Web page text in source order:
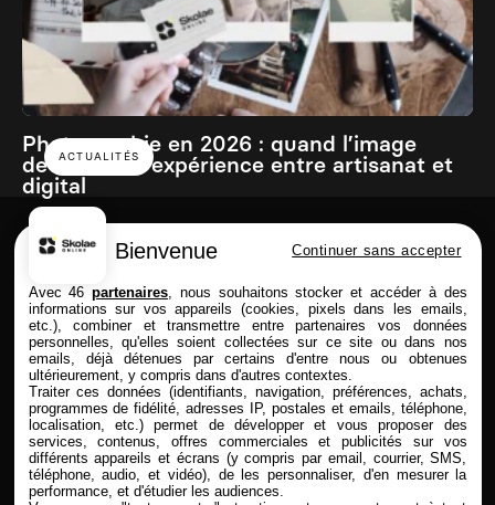
ACTUALITÉS
Photographie en 2026 : quand l’image
devient une expérience entre artisanat et
digital
FORMATIONS
Commerce & Achat
Design & Photo
Comptabilité & Finance
Immobilier
Marketing & Communication
SKOLAE ONLINE
Présentation
Enseignement à distance
Admission & Financement
Alternance & entreprise
Rythmes & contrats
Continuer sans accepter
Bienvenue
Avec 46partenaires , nous souhaitons stocker et accéder à des
informations sur vos appareils (cookies, pixels dans les emails,
etc.), combiner et transmettre entre partenaires vos données
personnelles, qu'elles soient collectées sur ce site ou dans nos
emails, déjà détenues par certains d'entre nous ou obtenues
ultérieurement, y compris dans d'autres contextes.
Traiter ces données (identifiants, navigation, préférences, achats,
programmes de fidélité, adresses IP, postales et emails, téléphone,
localisation, etc.) permet de développer et vous proposer des
services, contenus, offres commerciales et publicités sur vos
différents appareils et écrans (y compris par email, courrier, SMS,
téléphone, audio, et vidéo), de les personnaliser, d'en mesurer la
performance, et d'étudier les audiences.